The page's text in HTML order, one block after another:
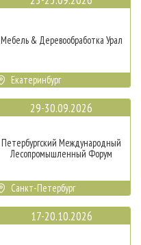
Мебель & Деревообработка Урал
Екатеринбург
29-30.09.2026
Петербургский Международный
Лесопромышленный Форум
Санкт-Петербург
17-20.10.2026